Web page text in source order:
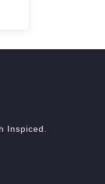
Inspiced.